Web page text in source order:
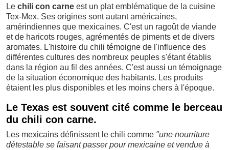
Le chili con carne est un plat emblématique de la cuisine
Tex-Mex. Ses origines sont autant américaines,
amérindiennes que mexicaines. C'est un ragoût de viande
et de haricots rouges, agrémentés de piments et de divers
aromates. L'histoire du chili témoigne de l'influence des
différentes cultures des nombreux peuples s'étant établis
dans la région au fil des années. C'est aussi un témoignage
de la situation économique des habitants. Les produits
étaient les plus disponibles et les moins chers à l'époque.
Le Texas est souvent cité comme le berceau
du chili con carne.
Les mexicains définissent le chili comme "une nourriture
détestable se faisant passer pour mexicaine et vendue à